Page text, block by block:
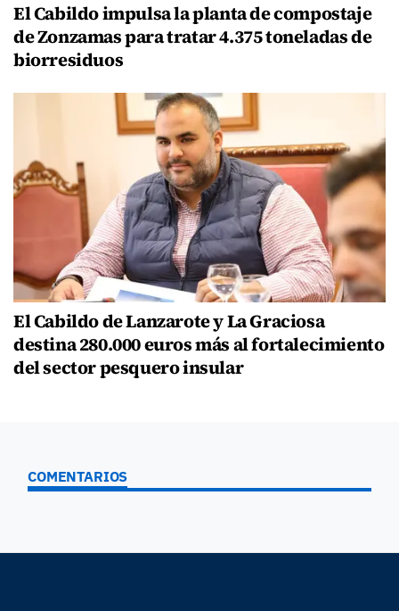
El Cabildo impulsa la planta de compostaje
de Zonzamas para tratar 4.375 toneladas de
biorresiduos
El Cabildo de Lanzarote y La Graciosa
destina 280.000 euros más al fortalecimiento
del sector pesquero insular
COMENTARIOS